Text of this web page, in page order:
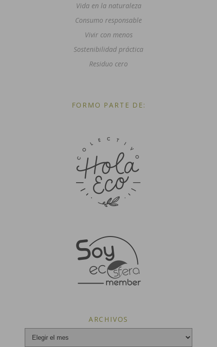
Vida en la naturaleza
Consumo responsable
Vivir con menos
Sostenibilidad práctica
Residuo cero
FORMO PARTE DE:
ARCHIVOS
Archivos